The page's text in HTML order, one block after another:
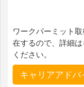
ワークパーミット
在するので、詳細
ください。
キャリアアドバ